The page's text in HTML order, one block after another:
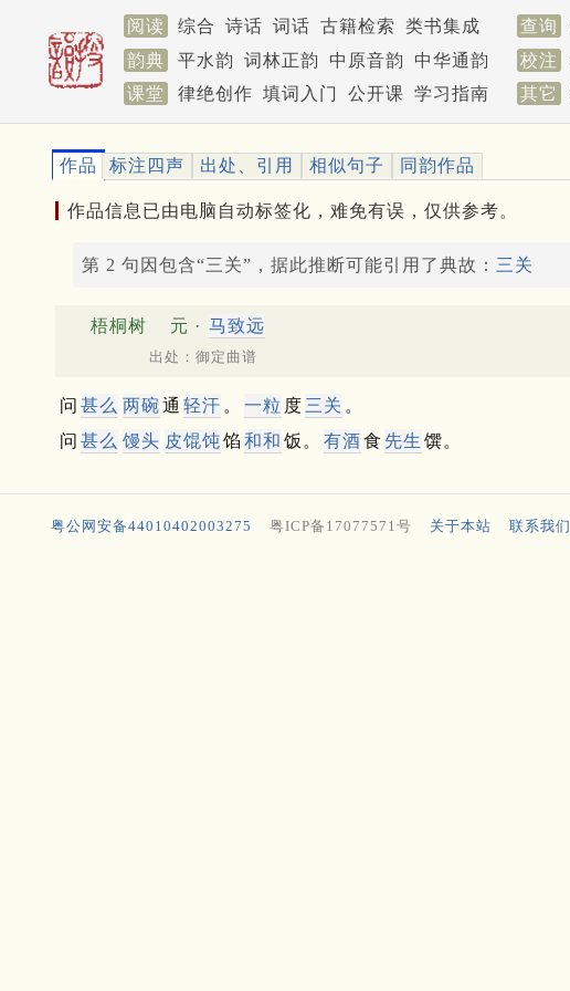
阅读 综合 诗话 词话 古籍检索 类书集成 查询
韵典
平水韵 词林正韵 中原音韵 中华通韵 校注
课堂
律绝创作 填词入门 公开课 学习指南 其它
作品 标注四声 出处、引用 相似句子 同韵作品
作品信息已由电脑自动标签化，难免有误，仅供参考。
第 2 句因包含“三关”，据此推断可能引用了典故： 三关
梧桐树 元 · 马致远
出处：御定曲谱
问 甚么 两碗通 轻汗 。 一粒 度 三关 。
问 甚么 馒头 皮馄饨馅 和和 饭。 有酒食 先生 馔。
粤公网安备44010402003275 粤ICP备17077571号 关于本站 联系我们